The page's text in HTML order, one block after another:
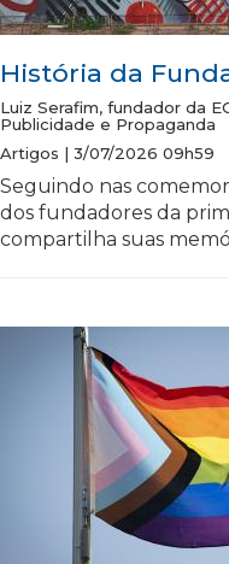
História da
Luiz Serafim, fundador da
Publicidade e Propaganda
Artigos | 3/07/2026 09h59
Seguindo nas
dos fundadores da
compartilha suas